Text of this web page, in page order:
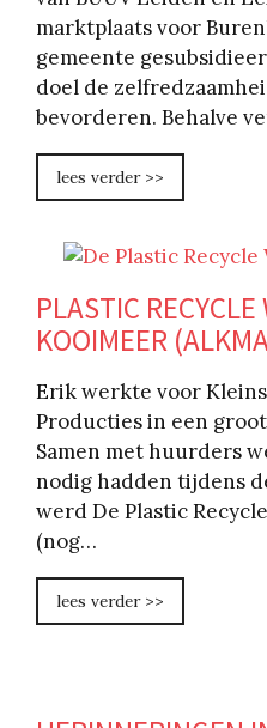
marktplaats voor
gemeente
doel de
bevorderen. Behalve
lees verder >>
PLASTIC
KOOIMEER
Erik werkte voor
Producties in een
Samen met huurders
nodig hadden tijdens
werd De Plastic
(nog…
lees verder >>